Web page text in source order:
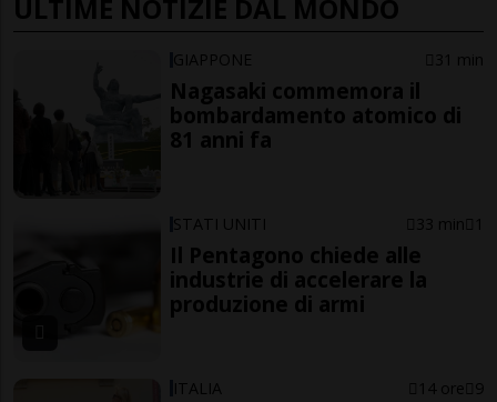
ULTIME NOTIZIE DAL MONDO
GIAPPONE 31 min
Nagasaki commemora il
bombardamento atomico di
81 anni fa
STATI UNITI 33 min 1
Il Pentagono chiede alle
industrie di accelerare la
produzione di armi
ITALIA 14 ore 9